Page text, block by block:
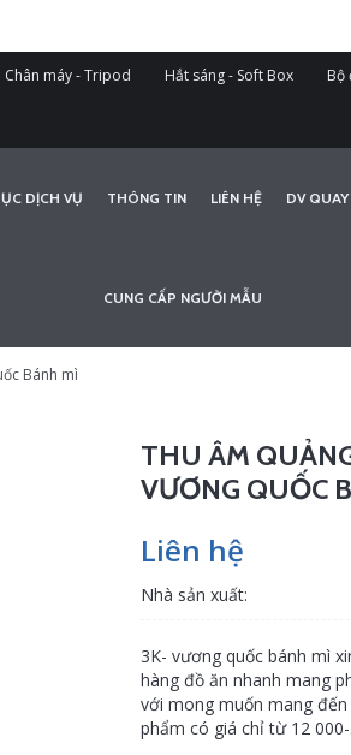
Chân máy - Tripod Hắt sáng - Soft Box Bộ
DỊCH VỤ THÔNG TIN LIÊN HỆ DV
CUNG CẤP NGƯỜI MẪU
Bánh mì
THU ÂM
VƯƠNG QUỐC
Liên hệ
Nhà sản xuất:
3K- vương quốc bánh mì
hàng đồ ăn nhanh mang
với mong muốn mang
phẩm có giá chỉ từ 12 000-